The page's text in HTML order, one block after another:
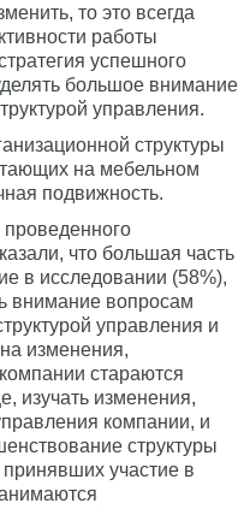
то это всегда
работы
успешного
большое внимание
управления.
структуры
на мебельном
подвижность.
что большая часть
в исследовании (58%),
внимание вопросам
управления и
изменения,
стараются
изучать изменения,
компании, и
структуры
участие в